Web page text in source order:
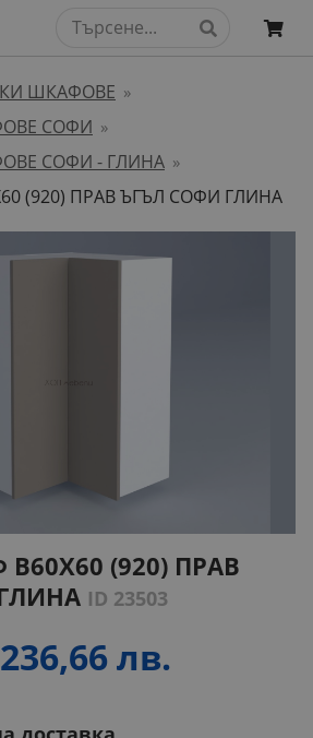
ШКАФОВЕ »
СОФИ »
СОФИ - ГЛИНА »
(920) ПРАВ ЪГЪЛ СОФИ ГЛИНА
(920) ПРАВ
ID 23503
236,66 лв.